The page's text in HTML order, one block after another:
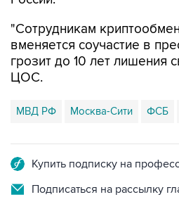
"Сотрудникам
вменяется соучастие в
грозит до 10 лет лишения
ЦОС.
МВД РФ Москва-Сити ФСБ
Купить подписку на
Подписаться на рассылку